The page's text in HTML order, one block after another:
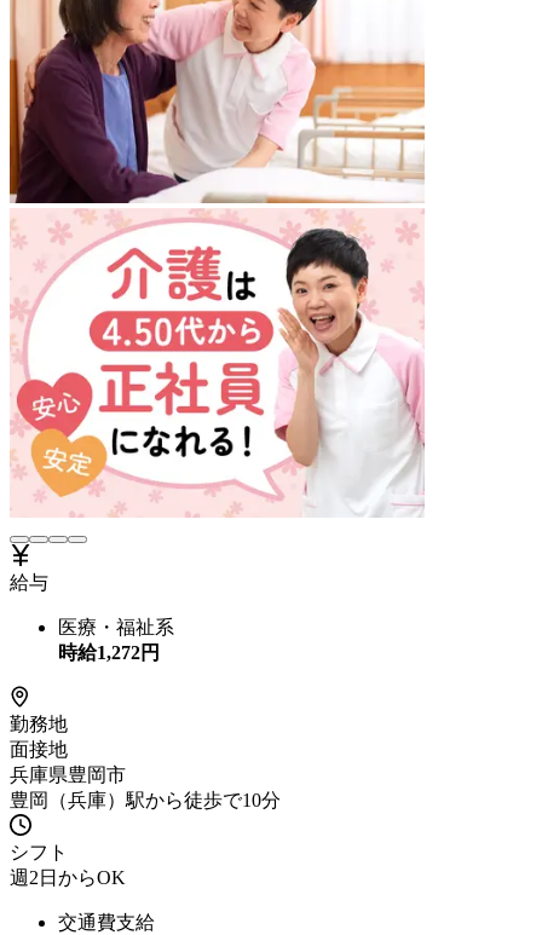
給与
医療・福祉系
時給1,272円
勤務地
面接地
兵庫県豊岡市
豊岡（兵庫）駅から徒歩で10分
シフト
週2日からOK
交通費支給